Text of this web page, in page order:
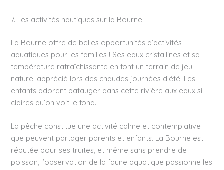
7. Les activités nautiques sur la Bourne
La Bourne offre de belles opportunités d’activités
aquatiques pour les familles ! Ses eaux cristallines et sa
température rafraîchissante en font un terrain de jeu
naturel apprécié lors des chaudes journées d’été. Les
enfants adorent patauger dans cette rivière aux eaux si
claires qu’on voit le fond.
La pêche constitue une activité calme et contemplative
que peuvent partager parents et enfants. La Bourne est
réputée pour ses truites, et même sans prendre de
poisson, l’observation de la faune aquatique passionne les